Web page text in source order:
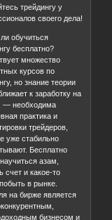
трейдингу у
своего дела!
обучиться
бесплатно?
множество
курсов по
но знание теории
к заработку на
— необходима
практика и
трейдеров,
уже стабильно
Бесплатно
азам,
счет и какое-то
в рынке.
на бирже является
бизнесом и